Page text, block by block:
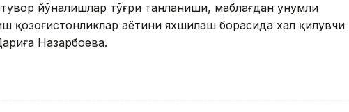
йўналишлар тўғри танланиши, маблағдан унумли
ҳаётини яхшилаш борасида хал қилувчи
Назарбоева.